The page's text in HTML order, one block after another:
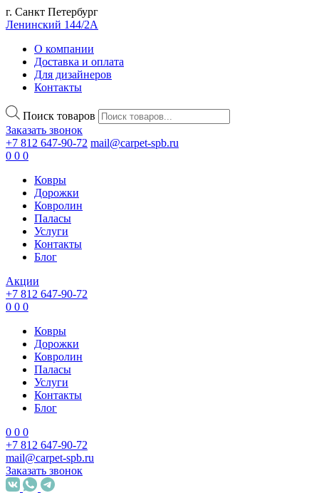
г. Санкт Петербург
Ленинский 144/2А
О компании
Доставка и оплата
Для дизайнеров
Контакты
Поиск товаров
Заказать звонок
+7 812 647-90-72 mail@carpet-spb.ru
0 0 0
Ковры
Дорожки
Ковролин
Паласы
Услуги
Контакты
Блог
Акции
+7 812 647-90-72
0 0 0
Ковры
Дорожки
Ковролин
Паласы
Услуги
Контакты
Блог
0 0 0
+7 812 647-90-72
mail@carpet-spb.ru
Заказать звонок